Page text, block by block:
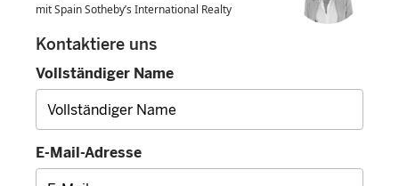
mit Spain Sotheby’s International Realty
Kontaktiere uns
Vollständiger Name
E-Mail-Adresse